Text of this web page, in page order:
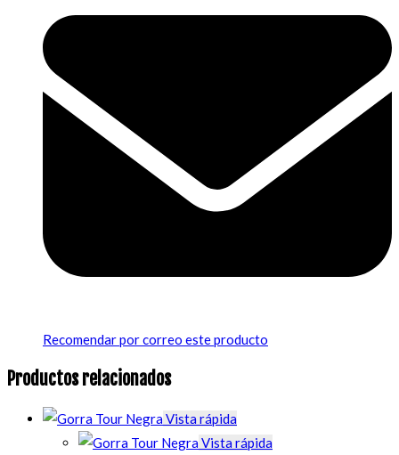
Recomendar por correo este producto
Productos relacionados
Vista rápida
Vista rápida